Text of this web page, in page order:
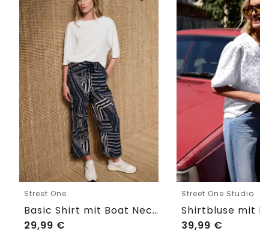
Street One
Basic Shirt mit Boat Neck und Elastikbund
29,99 €
Street One Studio
39,99 €